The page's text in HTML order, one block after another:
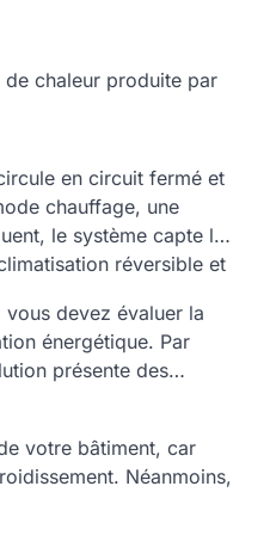
chaleur produite par
en circuit fermé et
chauffage, une
le système capte la
réversible et
devez évaluer la
énergétique. Par
présente des
votre bâtiment, car
Néanmoins,